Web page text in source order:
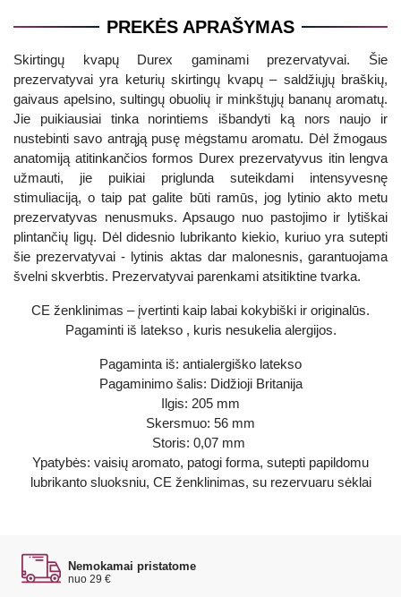
PREKĖS APRAŠYMAS
Skirtingų kvapų Durex gaminami prezervatyvai. Šie
prezervatyvai yra keturių skirtingų kvapų – saldžiųjų braškių,
gaivaus apelsino, sultingų obuolių ir minkštųjų bananų aromatų.
Jie puikiausiai tinka norintiems išbandyti ką nors naujo ir
nustebinti savo antrąją pusę mėgstamu aromatu. Dėl žmogaus
anatomiją atitinkančios formos Durex prezervatyvus itin lengva
užmauti, jie puikiai priglunda suteikdami intensyvesnę
stimuliaciją, o taip pat galite būti ramūs, jog lytinio akto metu
prezervatyvas nenusmuks. Apsaugo nuo pastojimo ir lytiškai
plintančių ligų. Dėl didesnio lubrikanto kiekio, kuriuo yra sutepti
šie prezervatyvai - lytinis aktas dar malonesnis, garantuojama
švelni skverbtis. Prezervatyvai parenkami atsitiktine tvarka.
CE ženklinimas – įvertinti kaip labai kokybiški ir originalūs.
Pagaminti iš latekso , kuris nesukelia alergijos.
Pagaminta iš: antialergiško latekso
Pagaminimo šalis: Didžioji Britanija
Ilgis: 205 mm
Skersmuo: 56 mm
Storis: 0,07 mm
Ypatybės: vaisių aromato, patogi forma, sutepti papildomu
lubrikanto sluoksniu, CE ženklinimas, su rezervuaru sėklai
Nemokamai pristatome
nuo 29 €